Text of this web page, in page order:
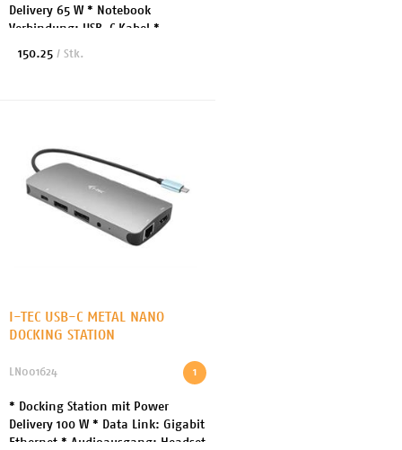
Delivery 65 W * Notebook
Verbindung: USB-C Kabel *
Docking-Schnittstelle: USB-C /
150.25 / Stk.
I-TEC USB-C METAL NANO
DOCKING STATION
1
LN001624
* Docking Station mit Power
Delivery 100 W * Data Link: Gigabit
Ethernet * Audioausgang: Headset